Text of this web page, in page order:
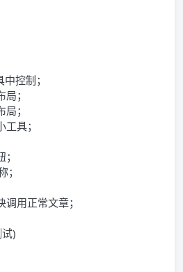
控制；
；
；
具；
用正常文章；
)